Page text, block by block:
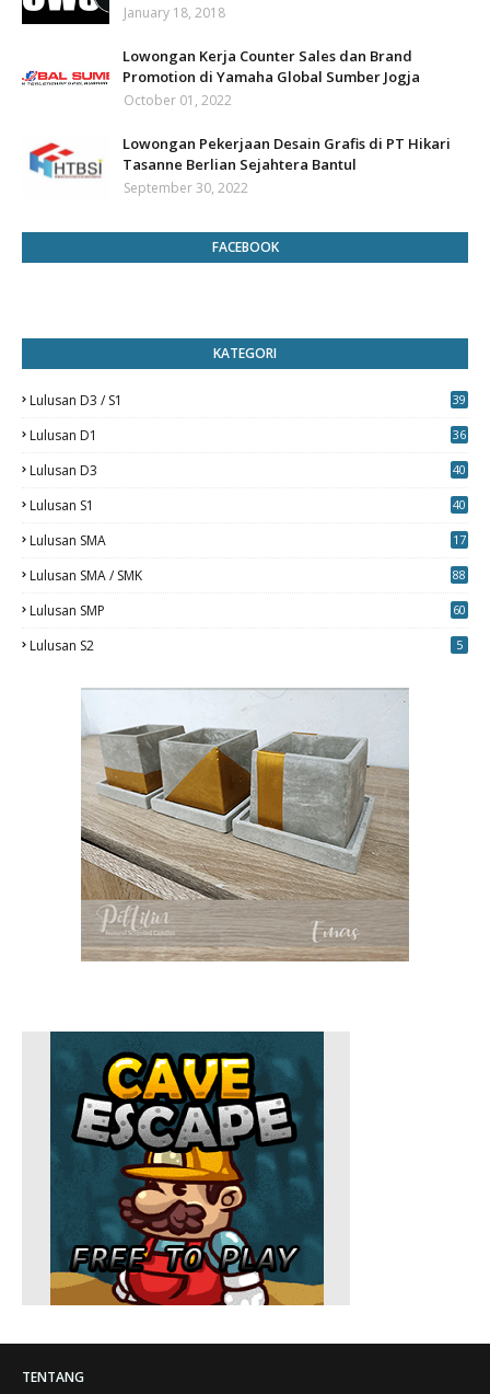
January 18, 2018
Lowongan Kerja Counter Sales dan Brand
Promotion di Yamaha Global Sumber Jogja
October 01, 2022
Lowongan Pekerjaan Desain Grafis di PT Hikari
Tasanne Berlian Sejahtera Bantul
September 30, 2022
FACEBOOK
KATEGORI
Lulusan D3 / S1
39
Lulusan D1 36
Lulusan D3
40
Lulusan S1
40
Lulusan SMA 17
Lulusan SMA / SMK
88
Lulusan SMP 60
Lulusan S2 5
TENTANG